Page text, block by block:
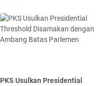
PKS Usulkan Presidential